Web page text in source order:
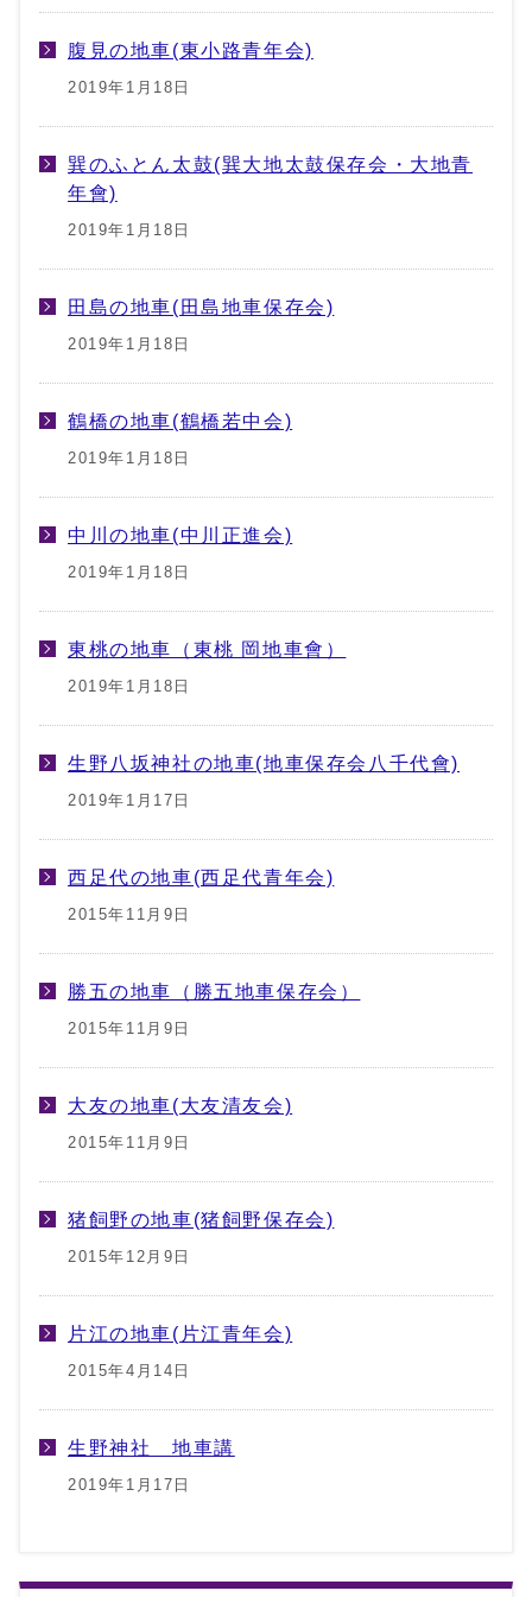
腹見の地車(東小路青年会)
2019年1月18日
巽のふとん太鼓(巽大地太鼓保存会・大地青
年會)
2019年1月18日
田島の地車(田島地車保存会)
2019年1月18日
鶴橋の地車(鶴橋若中会)
2019年1月18日
中川の地車(中川正進会)
2019年1月18日
東桃の地車（東桃 岡地車會）
2019年1月18日
生野八坂神社の地車(地車保存会八千代會)
2019年1月17日
西足代の地車(西足代青年会)
2015年11月9日
勝五の地車（勝五地車保存会）
2015年11月9日
大友の地車(大友清友会)
2015年11月9日
猪飼野の地車(猪飼野保存会)
2015年12月9日
片江の地車(片江青年会)
2015年4月14日
生野神社 地車講
2019年1月17日